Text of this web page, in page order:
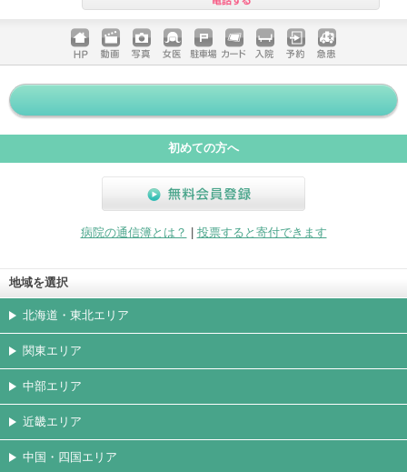
ホームペ
ージ
動画 写真 女医 駐車場
クレジッ
トカード
入院 予約 急患
初めての方へ
病院の通信簿とは？
投票すると寄付できます
地域を選択
北海道・東北エリア
関東エリア
中部エリア
近畿エリア
中国・四国エリア